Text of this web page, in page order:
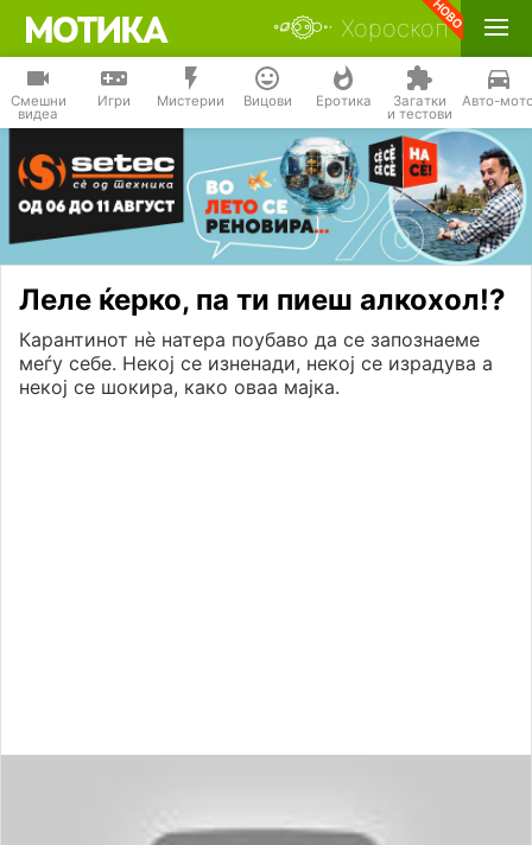
Хороскоп
Смешни
видеа
Игри Мистерии Вицови Еротика Загатки
и тестови
Авто-
Леле ќерко, па ти пиеш алкохол!?
Карантинот нѐ натера поубаво да се запознаеме
меѓу себе. Некој се изненади, некој се израдува а
некој се шокира, како оваа мајка.